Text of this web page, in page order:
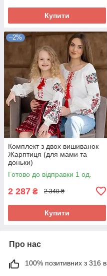
Купити
–2%
Комплект з двох вишиванок
Жарптиця (для мами та
доньки)
Готово до відправки 1 од.
2 287 ₴ 2 340 ₴
Купити
Про нас
100% позитивних з 316